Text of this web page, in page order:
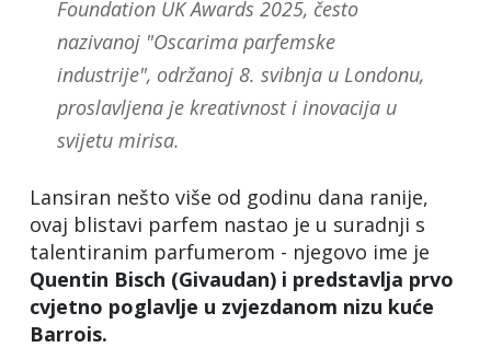
Foundation UK Awards 2025, često
nazivanoj "Oscarima parfemske
industrije", održanoj 8. svibnja u Londonu,
proslavljena je kreativnost i inovacija u
svijetu mirisa.
Lansiran nešto više od godinu dana ranije,
ovaj blistavi parfem nastao je u suradnji s
talentiranim parfumerom - njegovo ime je
Quentin Bisch (Givaudan) i predstavlja prvo
cvjetno poglavlje u zvjezdanom nizu kuće
Barrois.